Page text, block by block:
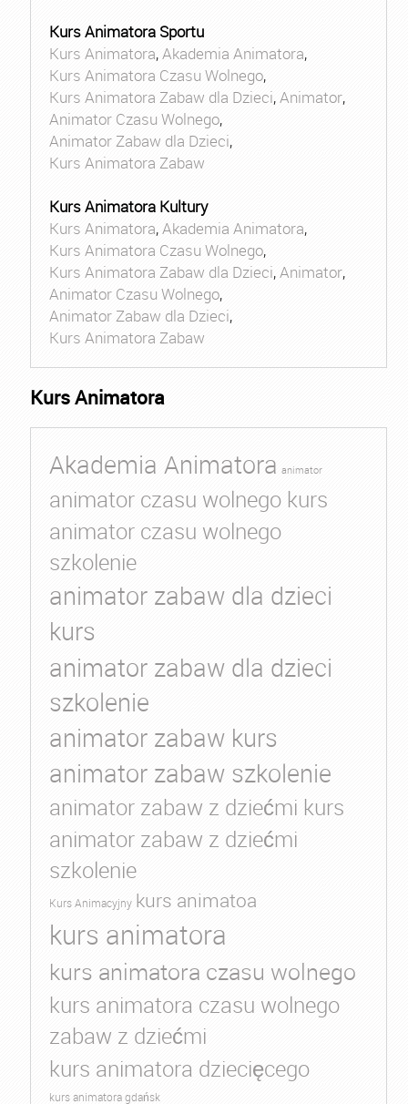
Kurs Animatora Sportu
Kurs Animatora,Akademia Animatora,
Kurs Animatora Czasu Wolnego,
Kurs Animatora Zabaw dla Dzieci,Animator,
Animator Czasu Wolnego,
Animator Zabaw dla Dzieci,
Kurs Animatora Zabaw
Kurs Animatora Kultury
Kurs Animatora,Akademia Animatora,
Kurs Animatora Czasu Wolnego,
Kurs Animatora Zabaw dla Dzieci,Animator,
Animator Czasu Wolnego,
Animator Zabaw dla Dzieci,
Kurs Animatora Zabaw
Kurs Animatora
Akademia Animatora animator
animator czasu wolnego kurs
animator czasu wolnego
szkolenie
animator zabaw dla dzieci
kurs
animator zabaw dla dzieci
szkolenie
animator zabaw kurs
animator zabaw szkolenie
animator zabaw z dziećmi kurs
animator zabaw z dziećmi
szkolenie
Kurs Animacyjny kurs animatoa
kurs animatora
kurs animatora czasu wolnego
kurs animatora czasu wolnego
zabaw z dziećmi
kurs animatora dziecięcego
kurs animatora gdańsk